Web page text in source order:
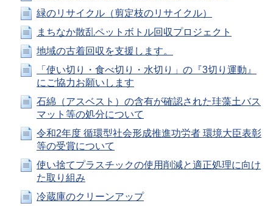
緑のリサイクル（剪定枝のリサイクル）
まちなか散乱ペットボトル回収プロジェクト
地域の古着回収を支援します。
「使い切り・食べ切り・水切り」の『3切り運動』
にご協力お願いします
石綿（アスベスト）の含有が確認された珪藻土バス
マット等の処分について
令和2年度 循環型社会形成推進功労者 環境大臣表彰
等の受賞について
使い捨てプラスチックの使用削減と適正処理に向け
た取り組み
冷蔵庫のクリーンアップ